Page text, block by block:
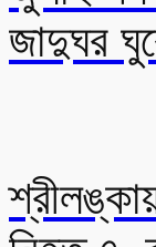
জাদুঘর